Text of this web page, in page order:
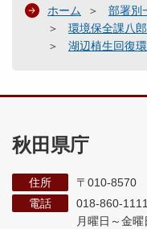
ホーム 部署別
環境保全課八
湖辺植生回復
秋田県庁
住所
〒010-8570
電話
018-860-1111
月曜日～金